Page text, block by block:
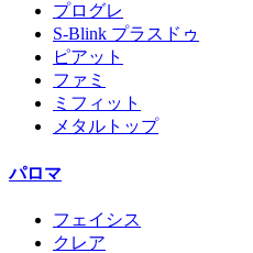
プログレ
S-Blink プラスドゥ
ピアット
ファミ
ミフィット
メタルトップ
パロマ
フェイシス
クレア